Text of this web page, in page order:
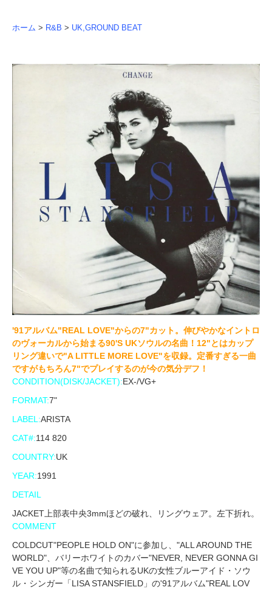
ホーム > R&B > UK,GROUND BEAT
'91アルバム"REAL LOVE"からの7"カット。伸びやかなイントロ
のヴォーカルから始まる90'S UKソウルの名曲！12"とはカップ
リング違いで"A LITTLE MORE LOVE"を収録。定番すぎる一曲
ですがもちろん7"でプレイするのが今の気分デフ！
CONDITION(DISK/JACKET):EX-/VG+
FORMAT:7"
LABEL:ARISTA
CAT#:114 820
COUNTRY:UK
YEAR:1991
DETAIL
JACKET上部表中央3mmほどの破れ、リングウェア。左下折れ。
COMMENT
COLDCUT"PEOPLE HOLD ON"に参加し、"ALL AROUND THE
WORLD"、バリーホワイトのカバー"NEVER, NEVER GONNA GI
VE YOU UP"等の名曲で知られるUKの女性ブルーアイド・ソウ
ル・シンガー「LISA STANSFIELD」の'91アルバム"REAL LOV